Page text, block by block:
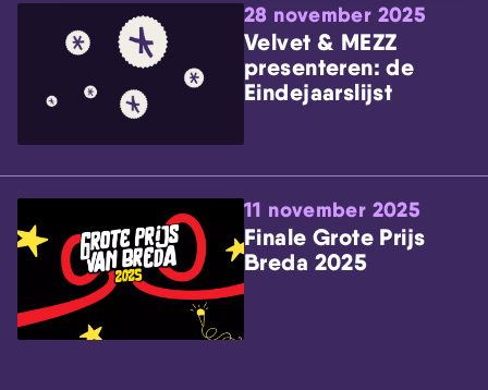
28 november 2025
Velvet & MEZZ
presenteren: de
Eindejaarslijst
11 november 2025
Finale Grote Prijs
Breda 2025